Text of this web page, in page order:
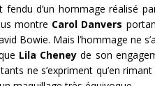
fendu d’un hommage réalisé
montre Carol Danvers
Bowie. Mais l’hommage ne
Lila Cheney de son
ne s’expriment qu’en